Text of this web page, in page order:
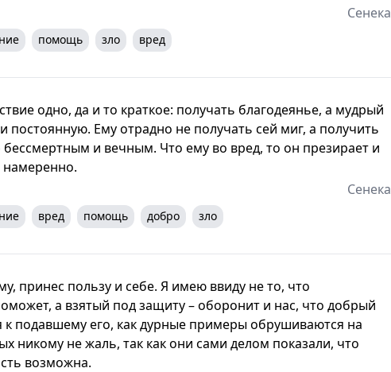
Сенека
помощь зло вред
одно, да и то краткое: получать благодеянье, а мудрый
постоянную. Ему отрадно не получать сей миг, а получить
бессмертным и вечным. Что ему во вред, то он презирает и
Сенека
вред помощь добро зло
принес пользу и себе. Я имею ввиду не то, что
а взятый под защиту – оборонит и нас, что добрый
к подавшему его, как дурные примеры обрушиваются на
никому не жаль, так как они сами делом показали, что
возможна.